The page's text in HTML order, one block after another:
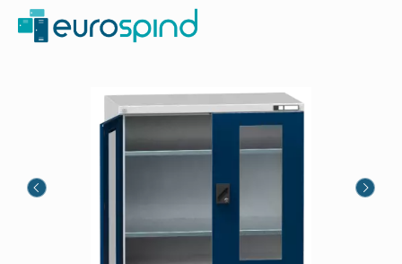
Bildergalerie überspringen